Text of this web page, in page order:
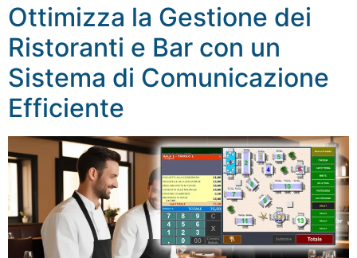
Ottimizza la Gestione dei
Ristoranti e Bar con un
Sistema di Comunicazione
Efficiente